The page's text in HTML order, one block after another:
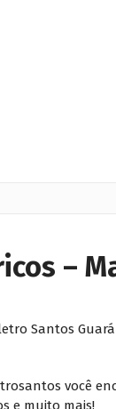
–
Santos
você
e muito mais!